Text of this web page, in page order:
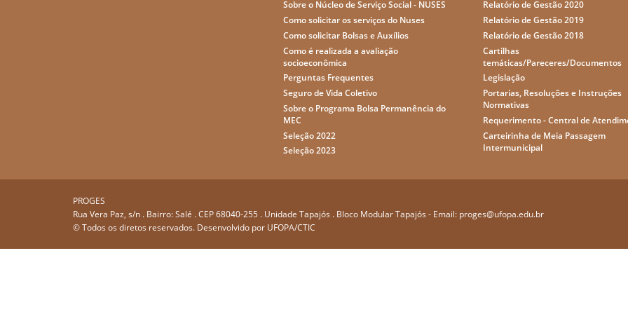
Sobre o Núcleo de Serviço Social - NUSES
Como solicitar os serviços do Nuses
Como solicitar Bolsas e Auxílios
Como é realizada a avaliação
socioeconômica
Perguntas Frequentes
Seguro de Vida Coletivo
Sobre o Programa Bolsa Permanência do
MEC
Seleção 2022
Seleção 2023
Relatório de Gestão 2020
Relatório de Gestão 2019
Relatório de Gestão 2018
Cartilhas
temáticas/Pareceres/Documentos
Legislação
Portarias, Resoluções e Instruções
Normativas
Requerimento - Central de
Carteirinha de Meia Passagem
Intermunicipal
PROGES
Rua Vera Paz, s/n . Bairro: Salé . CEP 68040-255 . Unidade Tapajós . Bloco Modular Tapajós - Email: proges@ufopa.edu.br
© Todos os diretos reservados. Desenvolvido por UFOPA/CTIC